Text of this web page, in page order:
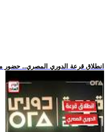
.. انطلاق قرعة الدوري المصري.. حضور